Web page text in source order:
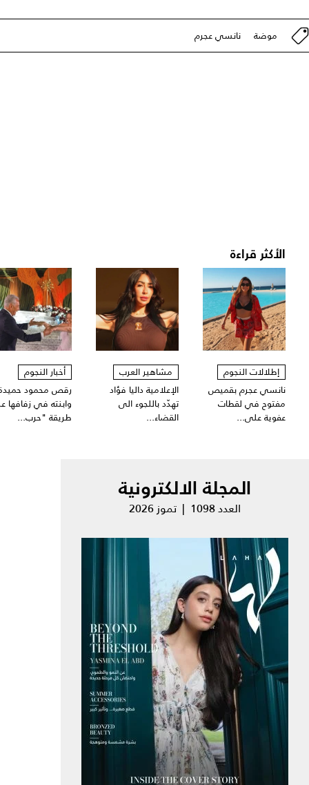
موضة نانسي عجرم
الأكثر قراءة
إطلالات النجوم
نانسي عجرم بقميص
مفتوح في لقطات
عفوية على...
مشاهير العرب
الإعلامية داليا فؤاد
تهدّد باللجوء الى
القضاء...
أخبار النجوم
رقص محمود
وابنته في زفافها
طريقة "حرب...
المجلة الالكترونية
العدد 1098 | تموز 2026